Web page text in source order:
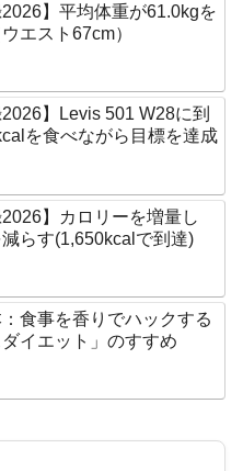
2026】平均体重が61.0kgを
エスト67cm）
2026】Levis 501 W28に到
を食べながら目標を達成
2026】カロリーを増量し
らす(1,650kcalで到達)
食事を香りでハックする
ダイエット」のすすめ